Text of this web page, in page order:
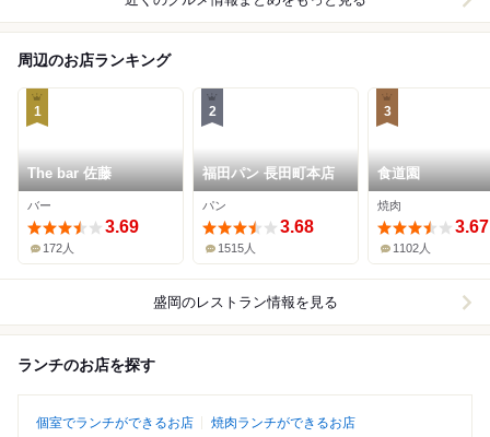
周辺のお店ランキング
1
The bar 佐藤
バー
3.69
172人
2
福田パン 長田町本店
パン
3.68
1515人
3
食道園
焼肉
3.67
1102人
盛岡のレストラン情報を見る
ランチのお店を探す
個室でランチができるお店 焼肉ランチができるお店